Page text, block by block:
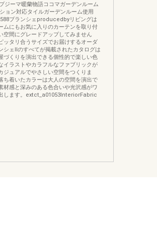
ジーマ暖蘭物語ココマガーデンルーム
ョン対応タイルガーデンルーム使用
ブランシェproducedbyリビングは
ムにもお気に入りのカーテンを取り付
空間にグレードアップしてみません
ッタリ合うサイズでお届けするオーダ
シェⅡのすべてが掲載されたカタログは
づくりを演出できる個性的で楽しい色
イラストやカラフルなファブリックが
ジュアルでやさしい空間をつくりま
ち着いたカラーは大人の空間を演出で
材感と深みのある色合いや光沢感がワ
します。extct_a01053InteriorFabric